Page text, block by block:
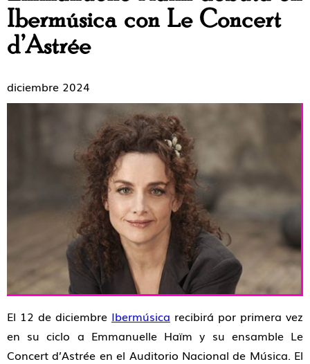
Ibermúsica con Le Concert
d’Astrée
diciembre 2024
El 12 de diciembre Ibermúsica recibirá por primera vez
en su ciclo a Emmanuelle Haïmy su ensamble Le
Concert d’Astrée en el Auditorio Nacional de Música. El